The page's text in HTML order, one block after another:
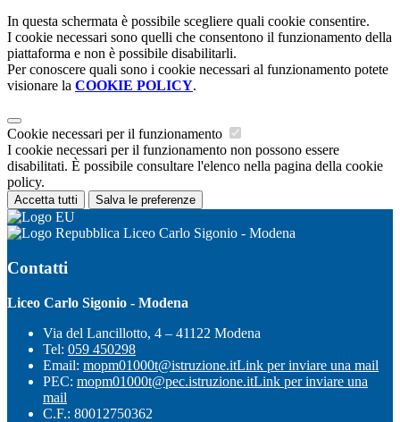
In questa schermata è possibile scegliere quali cookie consentire.
I cookie necessari sono quelli che consentono il funzionamento della
piattaforma e non è possibile disabilitarli.
Per conoscere quali sono i cookie necessari al funzionamento potete
visionare la COOKIE POLICY.
Cookie necessari per il funzionamento
I cookie necessari per il funzionamento non possono essere
disabilitati. È possibile consultare l'elenco nella pagina della cookie
policy.
Accetta tutti Salva le preferenze
Liceo Carlo Sigonio - Modena
Contatti
Liceo Carlo Sigonio - Modena
Via del Lancillotto, 4 – 41122 Modena
Tel: 059 450298
Email: mopm01000t@istruzione.itLink per inviare una mail
PEC: mopm01000t@pec.istruzione.itLink per inviare una
mail
C.F.: 80012750362